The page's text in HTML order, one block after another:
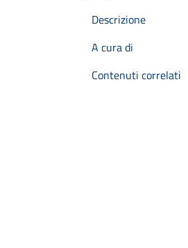
Descrizione
A cura di
Contenuti correlati